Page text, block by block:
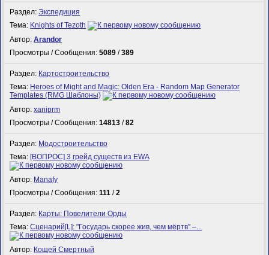
Раздел:Экспедиция
Тема: Knights of Tezoth
Автор:Arandor
Просмотры / Сообщения:5089 /389
Раздел: Картостроительство
Тема: Heroes of Might and Magic: Olden Era - Random Map Generator
Templates (RMG Шаблоны)
Автор:xaniprm
Просмотры / Сообщения:14813 /82
Раздел: Модостроительство
Тема: [ВОПРОС] 3 грейд существ из EWA
Автор: Manafy
Просмотры / Сообщения:111 /2
Раздел: Карты: Повелители Орды
Тема:Сценарий[L]: "Государь скорее жив, чем мёртв" –...
Автор: Кощей Смертный